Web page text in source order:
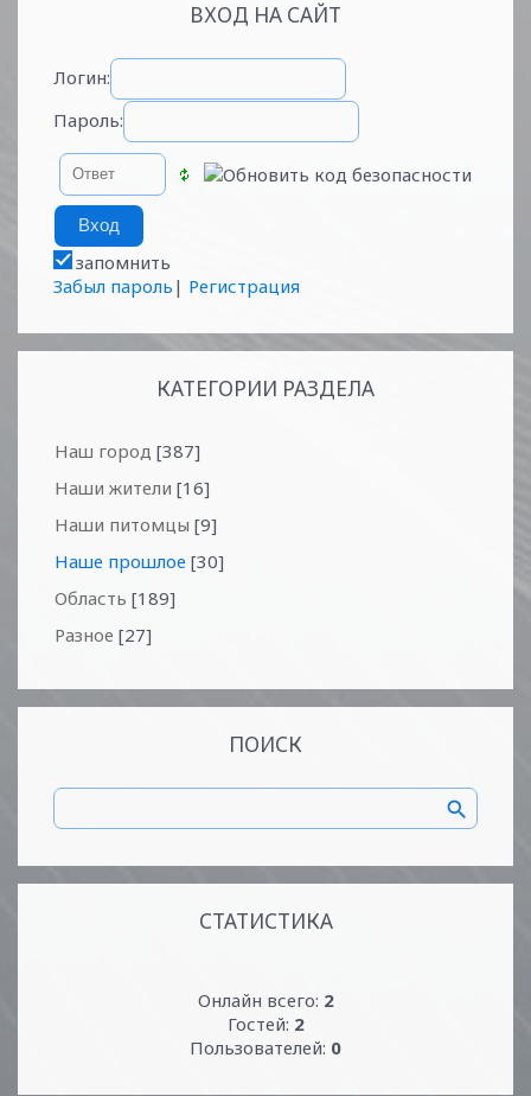
ВХОД НА САЙТ
Логин:
Пароль:
запомнить
Забыл пароль | Регистрация
КАТЕГОРИИ РАЗДЕЛА
Наш город [387]
Наши жители [16]
Наши питомцы [9]
Наше прошлое [30]
Область [189]
Разное [27]
ПОИСК
СТАТИСТИКА
Онлайн всего: 2
Гостей: 2
Пользователей: 0